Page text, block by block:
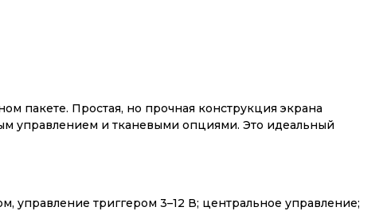
пакете. Простая, но прочная конструкция экрана
управлением и тканевыми опциями. Это идеальный
управление триггером 3–12 В; центральное управление;